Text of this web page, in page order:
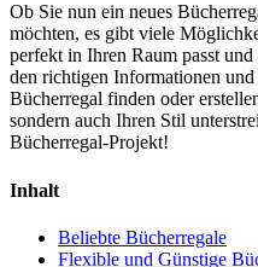
Ob Sie nun ein neues
möchten, es gibt viele
perfekt in Ihren Raum passt
den richtigen Informationen
Bücherregal finden oder
sondern auch Ihren Stil
Bücherregal-Projekt!
Inhalt
Beliebte Bücherregale
Flexible und Günstige